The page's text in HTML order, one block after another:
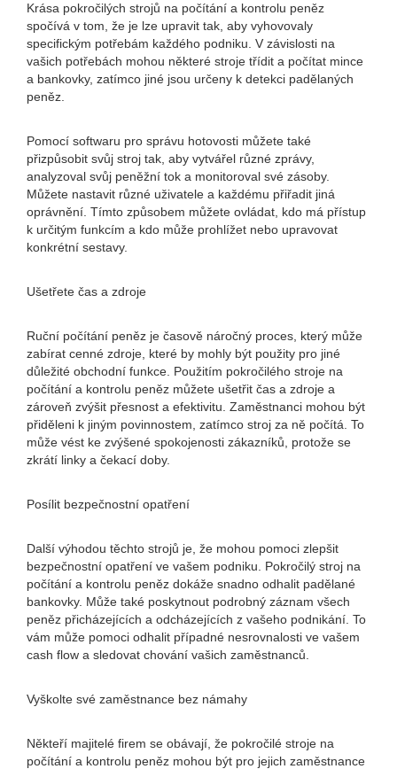
Krása pokročilých strojů na počítání a kontrolu peněz
spočívá v tom, že je lze upravit tak, aby vyhovovaly
specifickým potřebám každého podniku. V závislosti na
vašich potřebách mohou některé stroje třídit a počítat mince
a bankovky, zatímco jiné jsou určeny k detekci padělaných
peněz.
Pomocí softwaru pro správu hotovosti můžete také
přizpůsobit svůj stroj tak, aby vytvářel různé zprávy,
analyzoval svůj peněžní tok a monitoroval své zásoby.
Můžete nastavit různé uživatele a každému přiřadit jiná
oprávnění. Tímto způsobem můžete ovládat, kdo má přístup
k určitým funkcím a kdo může prohlížet nebo upravovat
konkrétní sestavy.
Ušetřete čas a zdroje
Ruční počítání peněz je časově náročný proces, který může
zabírat cenné zdroje, které by mohly být použity pro jiné
důležité obchodní funkce. Použitím pokročilého stroje na
počítání a kontrolu peněz můžete ušetřit čas a zdroje a
zároveň zvýšit přesnost a efektivitu. Zaměstnanci mohou být
přiděleni k jiným povinnostem, zatímco stroj za ně počítá. To
může vést ke zvýšené spokojenosti zákazníků, protože se
zkrátí linky a čekací doby.
Posílit bezpečnostní opatření
Další výhodou těchto strojů je, že mohou pomoci zlepšit
bezpečnostní opatření ve vašem podniku. Pokročilý stroj na
počítání a kontrolu peněz dokáže snadno odhalit padělané
bankovky. Může také poskytnout podrobný záznam všech
peněz přicházejících a odcházejících z vašeho podnikání. To
vám může pomoci odhalit případné nesrovnalosti ve vašem
cash flow a sledovat chování vašich zaměstnanců.
Vyškolte své zaměstnance bez námahy
Někteří majitelé firem se obávají, že pokročilé stroje na
počítání a kontrolu peněz mohou být pro jejich zaměstnance